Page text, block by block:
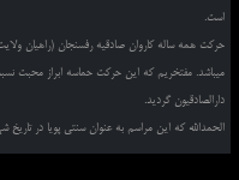
است.
حرکت همه ساله کاروان صادقیه رفسنجان (راهیان
میباشد. مفتخریم که این حرکت حماسه ابراز محبت
دارالصادقیون گردید.
الحمدالله که این مراسم به عنوان سنتی پویا در تاریخ